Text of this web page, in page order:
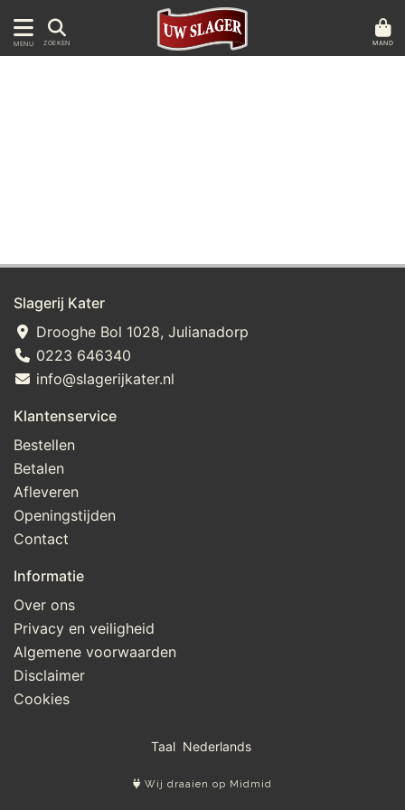
MENU ZOEKEN MAND
Slagerij Kater
Drooghe Bol 1028, Julianadorp
0223 646340
info@slagerijkater.nl
Klantenservice
Bestellen
Betalen
Afleveren
Openingstijden
Contact
Informatie
Over ons
Privacy en veiligheid
Algemene voorwaarden
Disclaimer
Cookies
Taal
Wij draaien op Midmid